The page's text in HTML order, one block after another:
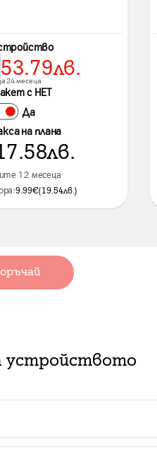
53.79лв.
24 месеца
с НЕТ
Да
на плана
лв.
12 месеца
9.99€(19.54лв.)
устройството